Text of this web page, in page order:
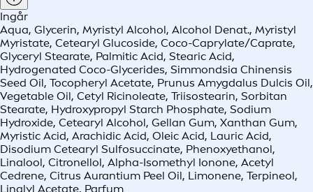
Ingår
Aqua, Glycerin, Myristyl Alcohol, Alcohol Denat., Myristyl
Myristate, Cetearyl Glucoside, Coco-Caprylate/Caprate,
Glyceryl Stearate, Palmitic Acid, Stearic Acid,
Hydrogenated Coco-Glycerides, Simmondsia Chinensis
Seed Oil, Tocopheryl Acetate, Prunus Amygdalus Dulcis Oil,
Vegetable Oil, Cetyl Ricinoleate, Triisostearin, Sorbitan
Stearate, Hydroxypropyl Starch Phosphate, Sodium
Hydroxide, Cetearyl Alcohol, Gellan Gum, Xanthan Gum,
Myristic Acid, Arachidic Acid, Oleic Acid, Lauric Acid,
Disodium Cetearyl Sulfosuccinate, Phenoxyethanol,
Linalool, Citronellol, Alpha-Isomethyl Ionone, Acetyl
Cedrene, Citrus Aurantium Peel Oil, Limonene, Terpineol,
Linalyl Acetate, Parfum